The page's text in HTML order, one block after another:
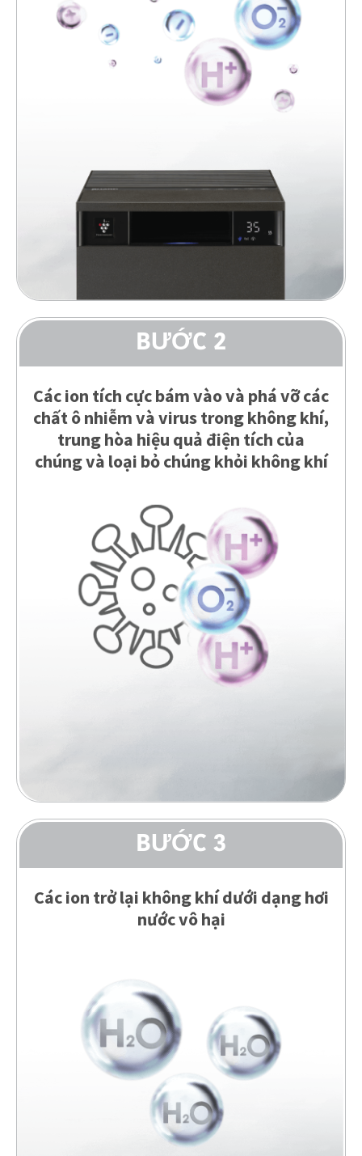
BƯỚC 2
Các ion tích cực bám vào và phá vỡ các
chất ô nhiễm và virus trong không khí,
trung hòa hiệu quả điện tích của
chúng và loại bỏ chúng khỏi không khí
BƯỚC 3
Các ion trở lại không khí dưới dạng hơi
nước vô hại